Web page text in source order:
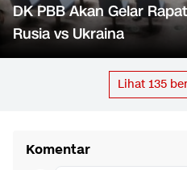
DK PBB Akan Gelar
Rusia vs Ukraina
Lihat 135
Komentar